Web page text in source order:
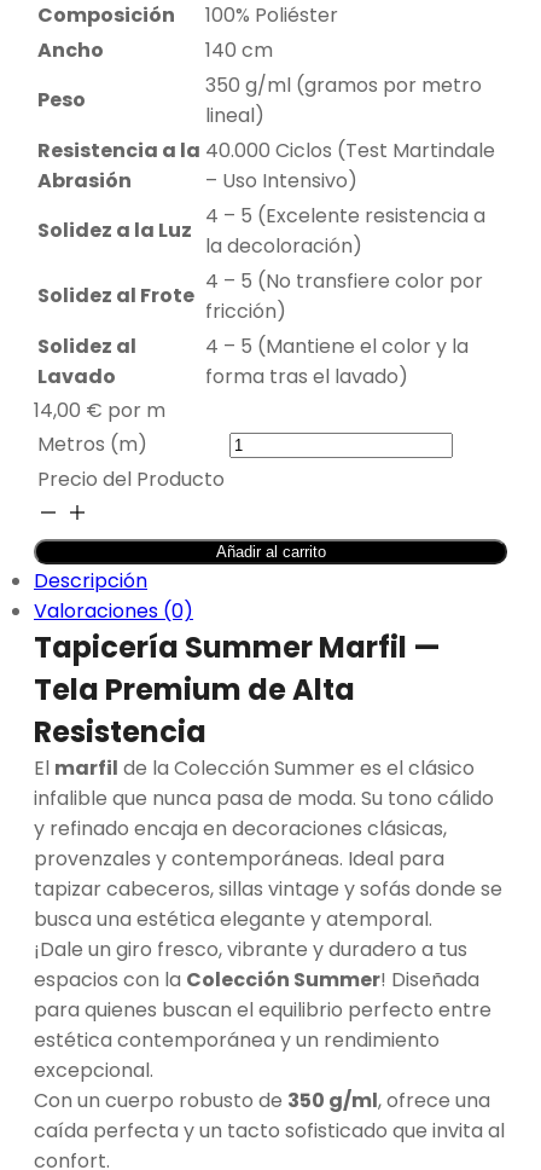
Composición
100% Poliéster
Ancho
140 cm
Peso
350 g/ml (gramos por metro
lineal)
Resistencia a la
Abrasión
40.000 Ciclos (Test Martindale
– Uso Intensivo)
Solidez a la Luz
4 – 5 (Excelente resistencia a
la decoloración)
Solidez al Frote
4 – 5 (No transfiere color por
fricción)
Solidez al
Lavado
4 – 5 (Mantiene el color y la
forma tras el lavado)
14,00 € por m
Metros (m)
Precio del Producto
TAPICERÍA
SUMMER
MARFIL
cantidad
Añadir al carrito
Descripción
Valoraciones (0)
Tapicería Summer Marfil —
Tela Premium de Alta
Resistencia
El marfil de la Colección Summer es el clásico
infalible que nunca pasa de moda. Su tono cálido
y refinado encaja en decoraciones clásicas,
provenzales y contemporáneas. Ideal para
tapizar cabeceros, sillas vintage y sofás donde se
busca una estética elegante y atemporal.
¡Dale un giro fresco, vibrante y duradero a tus
espacios con la Colección Summer! Diseñada
para quienes buscan el equilibrio perfecto entre
estética contemporánea y un rendimiento
excepcional.
Con un cuerpo robusto de 350 g/ml, ofrece una
caída perfecta y un tacto sofisticado que invita al
confort.